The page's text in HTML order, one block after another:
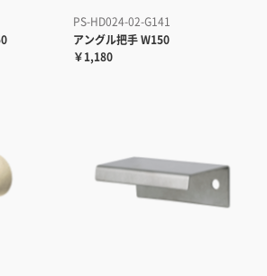
PS-HD024-02-G141
アングル把手 W150
￥1,180